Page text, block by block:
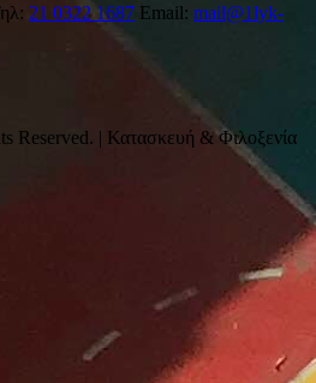
21 0322 1687 Email: mail@1lyk-
| Κατασκευή & Φιλοξενία